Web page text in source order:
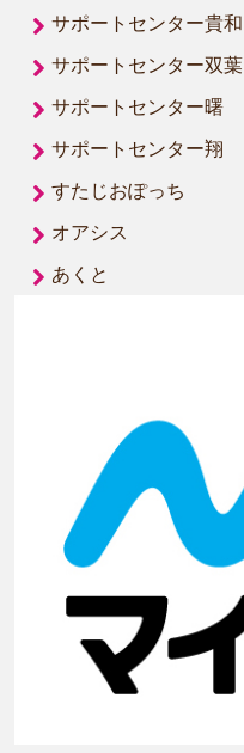
サポートセンター貴和
サポートセンター双葉
サポートセンター曙
サポートセンター翔
すたじおぽっち
オアシス
あくと